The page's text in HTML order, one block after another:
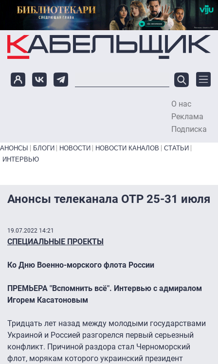
Перейти к основному содержанию
О нас
Реклама
Подписка
Primary links bottom
АНОНСЫ БЛОГИ НОВОСТИ НОВОСТИ КАНАЛОВ
СТАТЬИ
ИНТЕРВЬЮ
Анонсы телеканала ОТР 25-31 июля
19.07.2022 14:21
СПЕЦИАЛЬНЫЕ ПРОЕКТЫ
Ко Дню Военно-морского флота России
ПРЕМЬЕРА "Вспомнить всё". Интервью с адмиралом
Игорем Касатоновым
Тридцать лет назад между молодыми государствами
Украиной и Россией разгорелся первый серьезный
конфликт. Причиной раздора стал Черноморский
флот, морякам которого украинский президент